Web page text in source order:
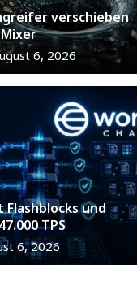
verschieben
6, 2026
und
TPS
6, 2026